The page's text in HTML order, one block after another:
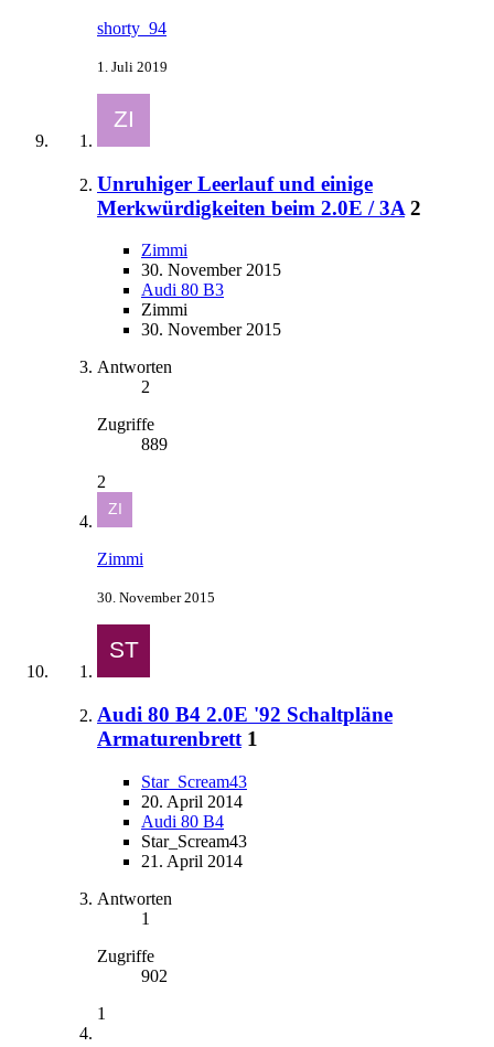
shorty_94
1. Juli 2019
Unruhiger Leerlauf und einige
Merkwürdigkeiten beim 2.0E / 3A 2
Zimmi
30. November 2015
Audi 80 B3
Zimmi
30. November 2015
Antworten
2
Zugriffe
889
2
Zimmi
30. November 2015
Audi 80 B4 2.0E '92 Schaltpläne
Armaturenbrett 1
Star_Scream43
20. April 2014
Audi 80 B4
Star_Scream43
21. April 2014
Antworten
1
Zugriffe
902
1